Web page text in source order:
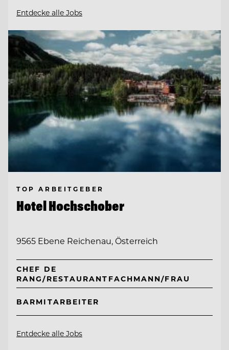
Entdecke alle Jobs
TOP ARBEITGEBER
Hotel Hochschober
9565 Ebene Reichenau, Österreich
CHEF DE
RANG/RESTAURANTFACHMANN/FRAU
BARMITARBEITER
Entdecke alle Jobs